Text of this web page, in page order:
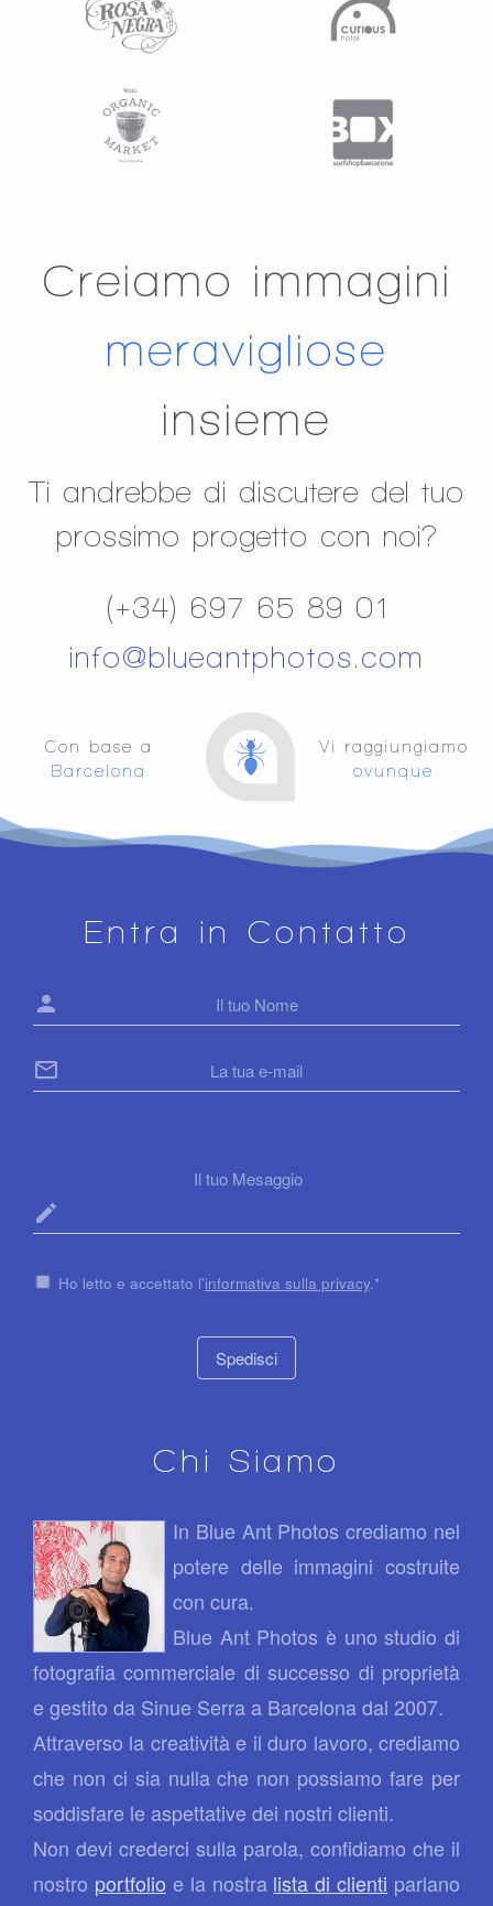
Creiamo immagini
meravigliose
insieme
Ti andrebbe di discutere del tuo
prossimo progetto con noi?
(+34) 697 65 89 01
info@blueantphotos.com
Con base a
Barcelona
Vi raggiungiamo
ovunque
Entra in Contatto
person
mail_outline
mode_edit
Ho letto e accettato l'informativa sulla privacy.*
Chi Siamo
In Blue Ant Photos crediamo nel
potere delle immagini costruite
con cura.
Blue Ant Photos è uno studio di
fotografia commerciale di successo di proprietà
e gestito da Sinue Serra a Barcelona dal 2007.
Attraverso la creatività e il duro lavoro, crediamo
che non ci sia nulla che non possiamo fare per
soddisfare le aspettative dei nostri clienti.
Non devi crederci sulla parola, confidiamo che il
nostro portfolio e la nostra lista di clienti parlano